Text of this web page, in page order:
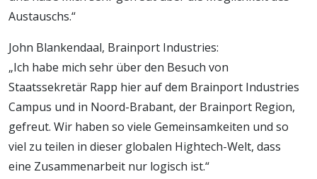
Austauschs.“
John Blankendaal, Brainport Industries:
„Ich habe mich sehr über den Besuch von
Staatssekretär Rapp hier auf dem Brainport Industries
Campus und in Noord-Brabant, der Brainport Region,
gefreut. Wir haben so viele Gemeinsamkeiten und so
viel zu teilen in dieser globalen Hightech-Welt, dass
eine Zusammenarbeit nur logisch ist.“